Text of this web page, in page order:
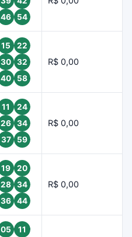
46
54
15
22
30
32
40
58
R$ 0,00
11
24
26
34
37
59
R$ 0,00
19
20
28
34
36
44
R$ 0,00
05
11